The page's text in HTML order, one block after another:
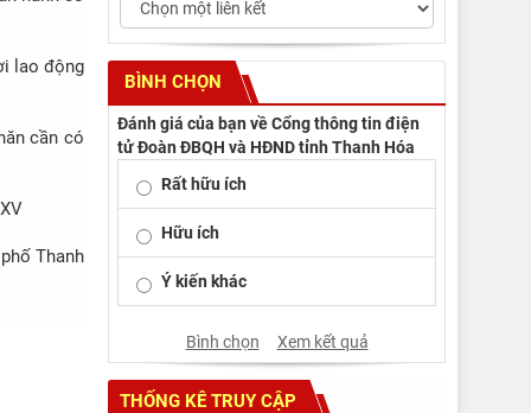
lao động
cần có
Thanh
BÌNH CHỌN
Đánh giá của bạn về Cổng thông tin điện
tử Đoàn ĐBQH và HĐND tỉnh Thanh Hóa
Rất hữu ích
Hữu ích
Ý kiến khác
Bình chọn Xem kết quả
THỐNG KÊ TRUY CẬP